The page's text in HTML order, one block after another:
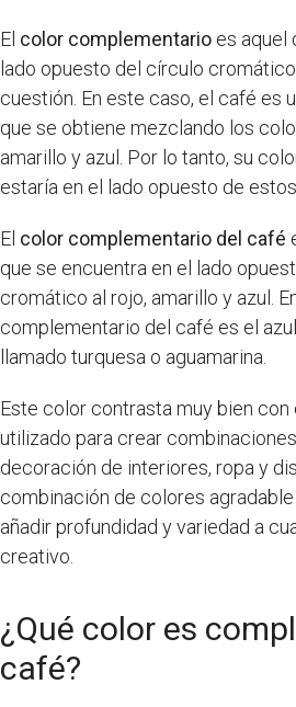
El color complementario es aquel
lado opuesto del círculo
cuestión. En este caso, el café es
que se obtiene mezclando los
amarillo y azul. Por lo tanto, su
estaría en el lado opuesto de
El color complementario del café
que se encuentra en el lado
cromático al rojo, amarillo y azul.
complementario del café es el
llamado turquesa o aguamarina.
Este color contrasta muy bien
utilizado para crear
decoración de interiores, ropa y
combinación de colores
añadir profundidad y variedad a
creativo.
¿Qué color es
café?